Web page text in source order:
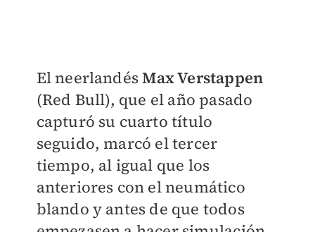
El neerlandésMax Verstappen
(Red Bull), que el año pasado
capturó su cuarto título
seguido, marcó el tercer
tiempo, al igual que los
anteriores con el neumático
blando y antes de que todos